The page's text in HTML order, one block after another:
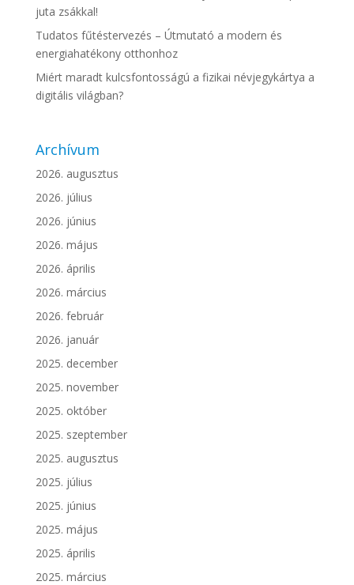
juta zsákkal!
Tudatos fűtéstervezés – Útmutató a modern és
energiahatékony otthonhoz
Miért maradt kulcsfontosságú a fizikai névjegykártya a
digitális világban?
Archívum
2026. augusztus
2026. július
2026. június
2026. május
2026. április
2026. március
2026. február
2026. január
2025. december
2025. november
2025. október
2025. szeptember
2025. augusztus
2025. július
2025. június
2025. május
2025. április
2025. március